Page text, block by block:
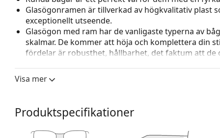
Glasögonramen är tillverkad av högkvalitativ plast
exceptionellt utseende.
Glasögon med ram har de vanligaste typerna av
skalmar. De kommer att höja och komplettera din
fördelar är robusthet, hållbarhet, det faktum att
Vi levererar glasögonen i sitt originalfodral.
Den medföljande putsduken är idealisk för
modeller kan komma med en tygpåse i stället för
Visa mer
Produktspecifikationer